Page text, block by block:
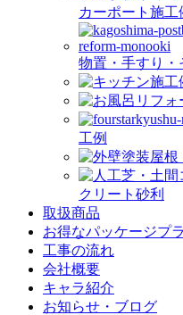
カーポート施工
物置・手すり・
工例
屋根
クリート砂利
取扱商品
お得なパッケージプ
工事の流れ
会社概要
キャラ紹介
お知らせ・ブログ